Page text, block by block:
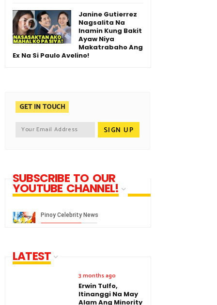
Janine Gutierrez
Nagsalita Na
Inamin Kung Bakit
Ayaw Niya
Makatrabaho Ang
Ex Na Si Paulo Avelino!
GET IN TOUCH
SUBSCRIBE TO OUR
YOUTUBE CHANNEL!
LATEST
3 months ago
Erwin Tulfo,
Itinanggi Na May
Alam Ang Minority